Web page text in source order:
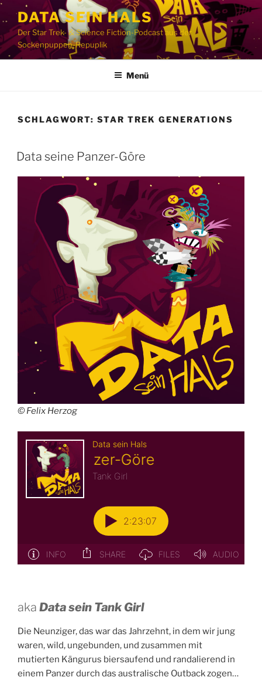
Zum
Inhalt
springen
DATA SEIN HALS
Der Star Trek- & Science Fiction-Podcast aus der
Sockenpuppen-Repuplik
Menü
SCHLAGWORT: STAR TREK GENERATIONS
Data seine Panzer-Göre
© Felix Herzog
aka Data sein Tank Girl
Die Neunziger, das war das Jahrzehnt, in dem wir jung
waren, wild, ungebunden, und zusammen mit
mutierten Kängurus biersaufend und randalierend in
einem Panzer durch das australische Outback zogen…